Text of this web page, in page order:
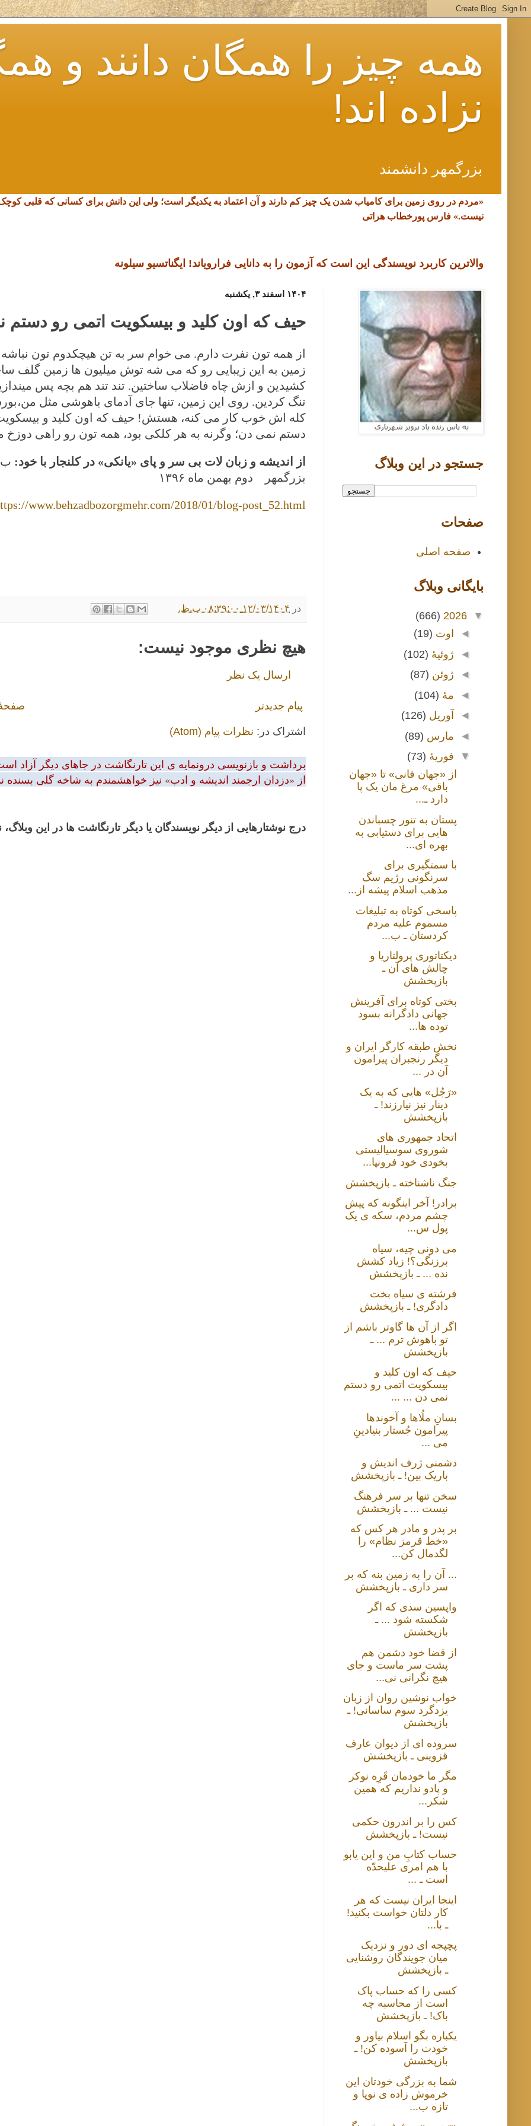
همه چیز را همگان دانند و
نزاده اند!
بزرگمهر دانشمند
«مردم در روی زمین برای کامیاب شدن یک چیز کم دارند و آن اعتماد به یکدیگر است؛ ولی این دانش برای کسانی که قلبی
نیست.» فارس پورخطاب هراتی
والاترین کاربرد نویسندگی این است که آزمون را به دانایی فرارویاند! ایگناتسیو سیلونه
۱۴۰۴ اسفند ۳, یکشنبه
حیف که اون کلید و بیسکویت اتمی رو
از همه تون نفرت دارم. می خوام سر به تن هیچکدوم تون نباشه
زمین به این زیبایی رو که می شه توش میلیون ها زمین گلف
کشیدین و ازش چاه فاضلاب ساختین. تند تند هم بچه پس
تنگ کردین. روی این زمین، تنها جای آدمای باهوشی مثل
کله اش خوب کار می کنه، هستش! حیف که اون کلید و
دستم نمی دن؛ وگرنه به هر کلکی بود، همه تون رو راهی دوزخ
از اندیشه و زبان لات بی سر و پای «یانکی» در کلنجار با خود:
بزرگمهر دوم بهمن ماه ۱۳۹۶
www.behzadbozorgmehr.com/2018/01/blog-post_52.html
در ۱۲/۰۳/۱۴۰۴ ۰۸:۳۹:۰۰ ب.ظ.
هیچ نظری موجود نیست:
ارسال یک نظر
پیام جدیدتر
اشتراک در: نظرات پیام (Atom)
برداشت و بازنویسی درونمایه ی این تارنگاشت در جاهای دیگر آزاد
از «دزدان ارجمند اندیشه و ادب» نیز خواهشمندم به شاخه گلی بسنده
درج نوشتارهایی از دیگر نویسندگان یا دیگر تارنگاشت ها در این
جستجو در اين وبلاگ
صفحات
صفحه اصلی
بايگانی وبلاگ
▼
2026
(666)
◄
اوت (19)
◄ ژوئیهٔ (102)
◄ ژوئن (87)
◄ مهٔ (104)
◄
آوریل (126)
◄ مارس (89)
▼ فوریهٔ (73)
از «جهان فانی» تا «جهان
باقی» مرغ مان یک پا
دارد ـ...
پستان به تنور چسباندن
هایی برای دستیابی به
بهره ای...
با سمتگیری برای
سرنگونی رژیم سگ
مذهب اسلام پیشه از...
پاسخی کوتاه به تبلیغات
مسموم علیه مردم
کردستان ـ ب...
دیکتاتوری پرولتاریا و
چالش های آن ـ
بازپخشش
بختی کوتاه برای آفرینش
جهانی دادگرانه بسود
توده ها...
نخش طبقه کارگر ایران و
دیگر رنجبران پیرامون
آن در ...
«رَجُل» هایی که به یک
دینار نیز نیارزند! ـ
بازپخشش
اتحاد جمهوری های
شوروی سوسیالیستی
بخودی خود فرونپا...
جنگ ناشناخته ـ بازپخشش
برادر! آخر اینگونه که پیش
چشم مردم، سکه ی یک
پول س...
می دونی چیه، سیاه
برزنگی؟! زیاد کشش
نده ... ـ بازپخشش
فرشته ی سیاه بخت
دادگری! ـ بازپخشش
اگر از آن ها گاوتر باشم از
تو باهوش ترم ... ـ
بازپخشش
حیف که اون کلید و
بیسکویت اتمی رو دستم
نمی دن ... ...
بسانِ ملُاها و آخوندها
پیرامون جُستار بنیادینِ
می ...
دشمنی ژرف اندیش و
باریک بین! ـ بازپخشش
سخن تنها بر سر فرهنگ
نیست ... ـ بازپخشش
بر پدر و مادر هر کس که
«خط قرمز نظام» را
لگدمال کن...
... آن را به زمین بنه که بر
سر داری ـ بازپخشش
واپسین سدی که اگر
شکسته شود ... ـ
بازپخشش
از قضا خود دشمن هم
پشت سر ماست و جای
هیچ نگرانی نی...
خواب نوشین روان از زبان
یزدگرد سوم ساسانی! ـ
بازپخشش
سروده ای از دیوان عارف
قزوینی ـ بازپخشش
مگر ما خودمان قَرِه نوکر
و پادو نداریم که همین
شکر...
کس را بر اندرون حکمی
نیست! ـ بازپخشش
حساب کتابِ من و این یابو
با هم امری علیحدّه
است ـ ...
اینجا ایران نیست که هر
کار دلتان خواست بکنید!
ـ با...
پچپجه ای دور و نزدیک
میان جویندگان روشنایی
ـ بازپخشش
کسی را که حساب پاک
است از محاسبه چه
باک! ـ بازپخشش
یکباره بگو اسلام بیاور و
خودت را آسوده کن! ـ
بازپخشش
شما به بزرگی خودتان این
خرموش زاده ی نوپا و
تازه ب...